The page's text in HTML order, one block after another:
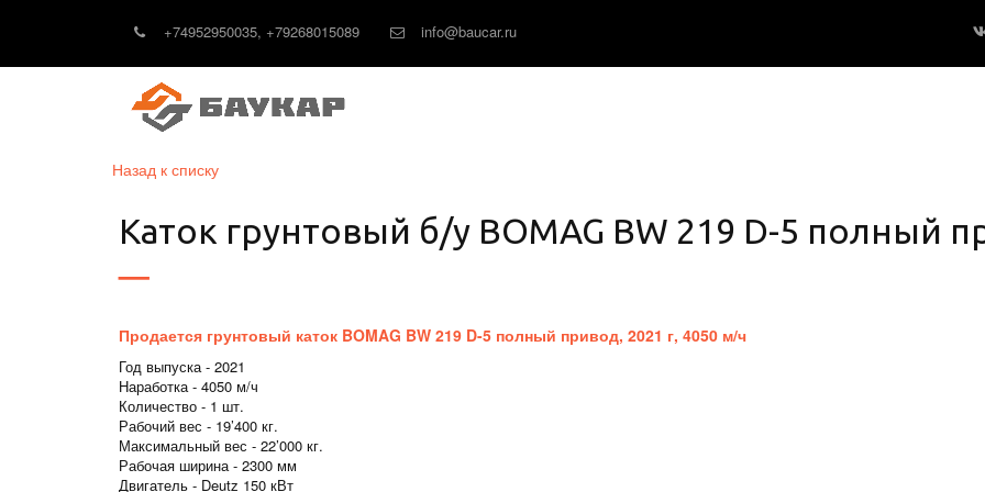
+74952950035, +79268015089 info@baucar.ru
Назад к списку
Каток грунтовый б/у BOMAG BW 219 D-5 полный
Продается грунтовый каток BOMAG BW 219 D-5 полный привод, 2021 г, 4050 м/ч
Год выпуска - 2021
Наработка - 4050 м/ч
Количество - 1 шт.
Рабочий вес - 19’400 кг.
Максимальный вес - 22’000 кг.
Рабочая ширина - 2300 мм
Двигатель - Deutz 150 кВт